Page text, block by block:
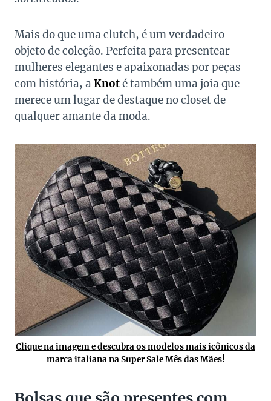
Mais do que uma clutch, é um verdadeiro
objeto de coleção. Perfeita para presentear
mulheres elegantes e apaixonadas por peças
com história, a Knoté também uma joia que
merece um lugar de destaque no closet de
qualquer amante da moda.
Clique na imagem e descubra os modelos mais icônicos da
marca italiana na Super Sale Mês das Mães!